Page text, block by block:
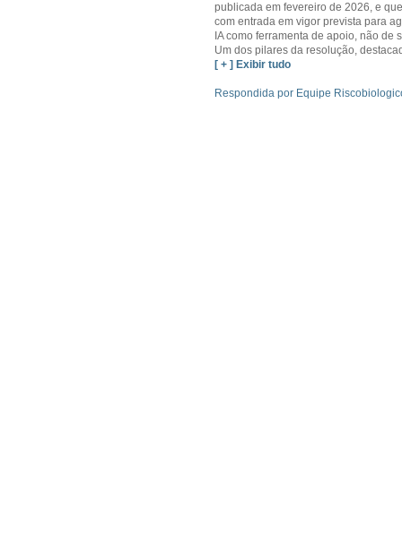
publicada em fevereiro de 2026, e
com entrada em vigor prevista para
IA como ferramenta de apoio, não de
Um dos pilares da resolução,
[ + ] Exibir tudo
Respondida por Equipe